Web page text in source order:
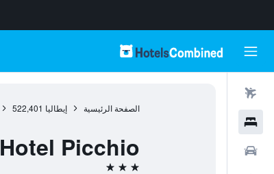
الصفحة الرئيسية إيطاليا 522,401
Hotel Picchio
3 نجوم